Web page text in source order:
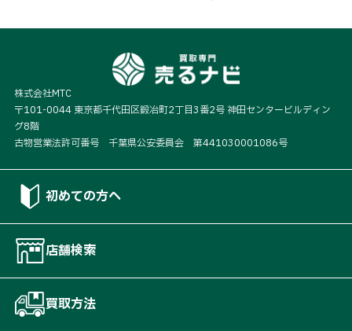
株式会社MTC
〒101-0044 東京都千代田区鍛冶町2丁目3番2号 神田センタービルディン
グ8階
古物営業法許可番号 千葉県公安委員会 第441030001086号
初めての方へ
店舗検索
買取方法